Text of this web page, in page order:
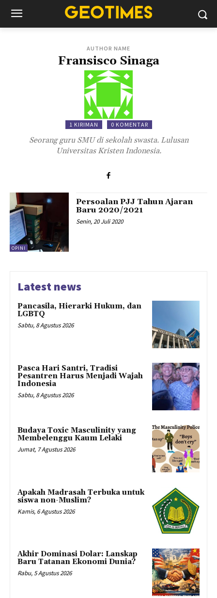
AUTHOR NAME
Fransisco Sinaga
1 KIRIMAN 0 KOMENTAR
Seorang guru SMU di sekolah swasta. Lulusan
Universitas Kristen Indonesia.
OPINI
Persoalan PJJ Tahun Ajaran
Baru 2020/2021
Senin, 20 Juli 2020
Latest news
Pancasila, Hierarki Hukum, dan
LGBTQ
Sabtu, 8 Agustus 2026
Pasca Hari Santri, Tradisi
Pesantren Harus Menjadi Wajah
Indonesia
Sabtu, 8 Agustus 2026
Budaya Toxic Masculinity yang
Membelenggu Kaum Lelaki
Jumat, 7 Agustus 2026
Apakah Madrasah Terbuka untuk
siswa non-Muslim?
Kamis, 6 Agustus 2026
Akhir Dominasi Dolar: Lanskap
Baru Tatanan Ekonomi Dunia?
Rabu, 5 Agustus 2026